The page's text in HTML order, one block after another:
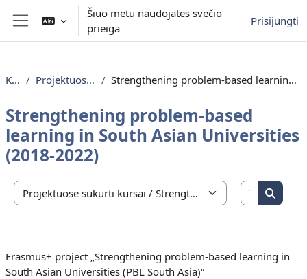
Pereiti į pagrindinį turinį
Šoninis skydelis
Šiuo metu naudojatės svečio
prieiga
Prisijungti
Kursai Projektuose sukurti kursai Strengthening problem-based learning in South Asian Universities (2018-2022)
Strengthening problem-based
learning in South Asian Universities
(2018-2022)
Kursų kategorijos
Ieškoti
Ieškoti
Erasmus+ project „Strengthening problem-based learning in
South Asian Universities (PBL South Asia)“